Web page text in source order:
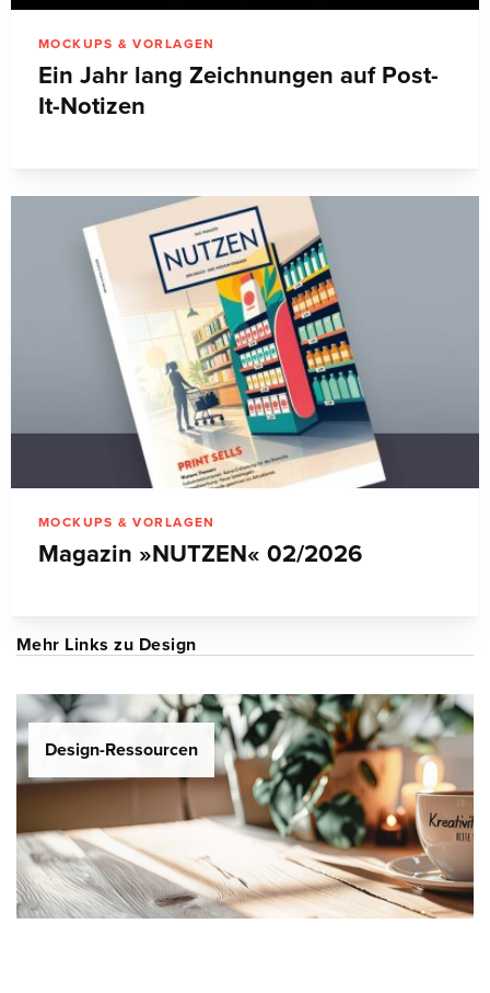
MOCKUPS & VORLAGEN
Ein Jahr lang Zeichnungen auf Post-
It-Notizen
MOCKUPS & VORLAGEN
Magazin »NUTZEN« 02/2026
Mehr Links zu Design
Design-Ressourcen